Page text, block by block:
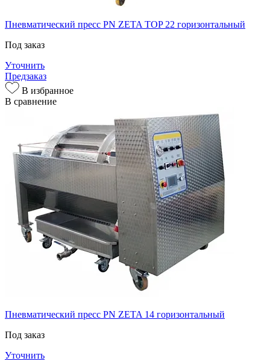
Пневматический пресс PN ZETA TOP 22 горизонтальный
Под заказ
Уточнить
Предзаказ
В избранное
В сравнение
Пневматический пресс PN ZETA 14 горизонтальный
Под заказ
Уточнить